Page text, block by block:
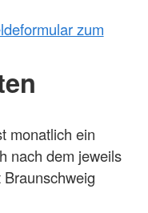
zum
monatlich ein
nach dem jeweils